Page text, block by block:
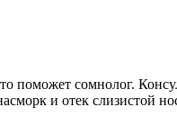
сомнолог.
и отек слизистой